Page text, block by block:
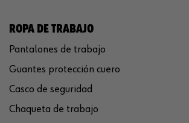
ROPA DE TRABAJO
Pantalones de trabajo
Guantes protección cuero
Casco de seguridad
Chaqueta de trabajo